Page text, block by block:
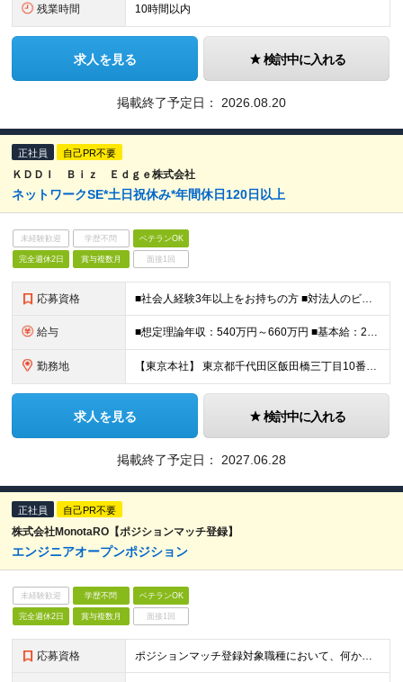
残業時間 10時間以内
求人を見る 検討中に入れる
掲載終了予定日： 2026.08.20
正社員 自己PR不要
ＫＤＤＩ Ｂｉｚ Ｅｄｇｅ株式会社
ネットワークSE*土日祝休み*年間休日120日以上
未経験歓迎 学歴不問 ベテランOK
完全週休2日 賞与複数月 面接1回
応募資格 ■社会人経験3年以上をお持ちの方 ■対法人のビジネスコミュニケーションスキルを有し、下記いずれの経験もお持ちの方 ・インフラ(サーバーまたはネットワーク)の運用・保守、もしくは検証(テスト)の実務経験
給与 ■想定理論年収：540万円～660万円 ■基本給：286,500円～351,500円 ※経験・能力等を考慮の上、決定いたします。 ※想定理論年収：基本給＋時間外手当＋賞与 ※時間外手当：勤務実績に応じ
勤務地 【東京本社】 東京都千代田区飯田橋三丁目10番10号 ガーデンエアタワー ※当面は東京本社での勤務を想定しておりますが、将来的に転勤の可能性があります ※入社時8営業日、東京本社で集合研修がございます
求人を見る 検討中に入れる
掲載終了予定日： 2027.06.28
正社員 自己PR不要
株式会社MonotaRO【ポジションマッチ登録】
エンジニアオープンポジション
未経験歓迎 学歴不問 ベテランOK
完全週休2日 賞与複数月 面接1回
応募資格 ポジションマッチ登録対象職種において、何かしらの知識・経験を有する方 【活かせる経験・スキル】 ポジションマッチ登録対象職種に関連する知識・経験 ※該当ポジションが数多く存在する為、様々な経験が活か